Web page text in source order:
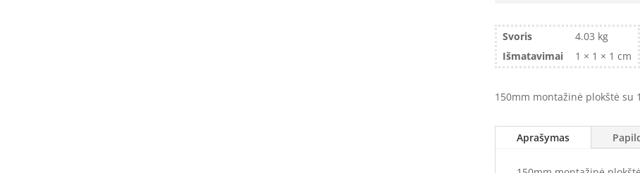
Svoris
4.03 kg
Išmatavimai
1 × 1 × 1 cm
150mm montažinė plokštė su
Aprašymas